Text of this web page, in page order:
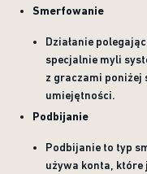
Smerfowanie
Działanie
specjalnie myli
z graczami poniżej
umiejętności.
Podbijanie
Podbijanie to typ
używa konta, które